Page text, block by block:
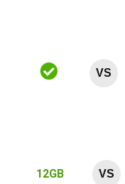
VS
12GB VS